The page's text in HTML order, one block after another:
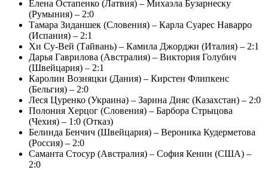
Елена Остапенко (Латвия) – Михаэла Бузарнеску
(Румыния) – 2:0
Тамара Зиданшек (Словения) – Карла Суарес Наварро
(Испания) – 2:1
Хи Су-Вей (Тайвань) – Камила Джорджи (Италия) – 2:1
Дарья Гаврилова (Австралия) – Виктория Голубич
(Швейцария) – 2:1
Каролин Возняцки (Дания) – Кирстен Флипкенс
(Бельгия) – 2:0
Леся Цуренко (Украина) – Зарина Дияс (Казахстан) – 2:0
Полония Херцог (Словения) – Барбора Стрыцова
(Чехия) – 1:0 (Отказ)
Белинда Бенчич (Швейцария) – Вероника Кудерметова
(Россия) – 2:0
Саманта Стосур (Австралия) – София Кенин (США) –
2:0